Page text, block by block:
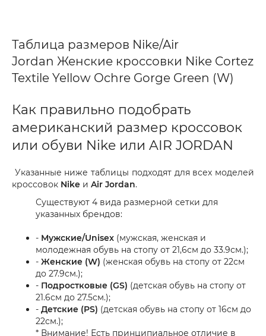
Таблица размеров Nike/Air
Jordan Женские кроссовки Nike Cortez
Textile Yellow Ochre Gorge Green (W)
Как правильно подобрать
американский размер кроссовок
или обуви Nike или AIR JORDAN
Указанные ниже таблицы подходят для всех моделей
кроссовок Nike и Air Jordan.
Существуют 4 вида размерной сетки для
указанных брендов:
- Мужские/Unisex (мужская, женская и
молодежная обувь на стопу от 21,6см до 33.9см.);
- Женские (W) (женская обувь на стопу от 22см
до 27.9см.);
- Подростковые (GS) (детская обувь на стопу от
21.6см до 27.5см.);
- Детские (PS) (детская обувь на стопу от 16см до
22см.);
* Внимание! Есть принципиальное отличие в